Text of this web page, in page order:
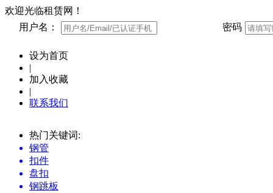
欢迎光临租赁网！
用户名：
密码
设为首页
|
加入收藏
|
联系我们
热门关键词:
钢管
扣件
盘扣
钢跳板